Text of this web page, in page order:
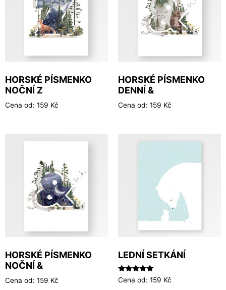
HORSKÉ PÍSMENKO
NOČNÍ Z
Cena od: 159 Kč
HORSKÉ PÍSMENKO
DENNÍ &
Cena od: 159 Kč
HORSKÉ PÍSMENKO
NOČNÍ &
Cena od: 159 Kč
LEDNÍ SETKÁNÍ
Hodnocení
5.00
Cena od: 159 Kč